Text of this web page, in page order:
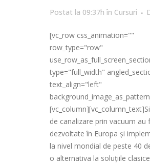
Postat la 09:37h în Cursuri
[vc_row css_animation=""
row_type="row"
type="full_width"
text_align="left"
de canalizare prin vacuum au
dezvoltate în Europa și
la nivel mondial de peste 40
o alternativa la soluțiile